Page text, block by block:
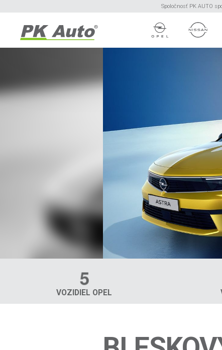
Spoločnosť PK AUTO
5
VOZIDIEL OPEL